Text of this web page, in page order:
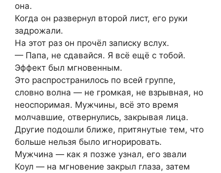
она.
Когда он развернул второй лист, его руки
задрожали.
На этот раз он прочёл записку вслух.
— Папа, не сдавайся. Я всё ещё с тобой.
Эффект был мгновенным.
Это распространилось по всей группе,
словно волна — не громкая, не взрывная, но
неоспоримая. Мужчины, всё это время
молчавшие, отвернулись, закрывая лица.
Другие подошли ближе, притянутые тем, что
больше нельзя было игнорировать.
Мужчина — как я позже узнал, его звали
Коул — на мгновение закрыл глаза, затем